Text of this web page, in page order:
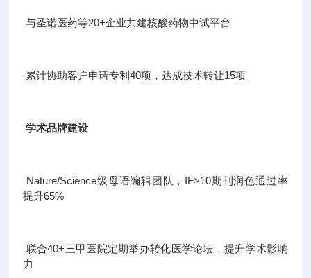
与圣诺医药等20+企业共建核酸药物中试平台
累计协助客户申请专利40项，达成技术转让15项
学术品牌建设
Nature/Science级母语编辑团队，IF>10期刊润色通过率
提升65%
联合40+三甲医院定期举办转化医学论坛，提升学术影响
力